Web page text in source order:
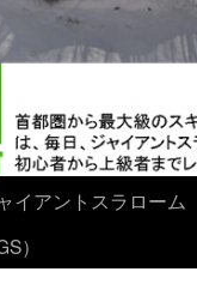
イアントスラローム
）